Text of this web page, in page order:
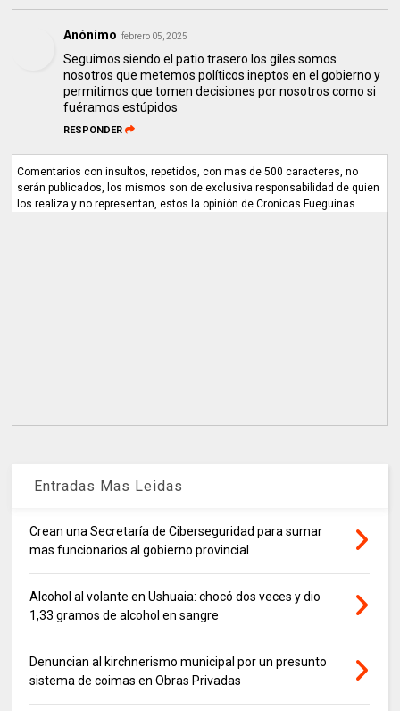
Anónimo febrero 05, 2025
Seguimos siendo el patio trasero los giles somos
nosotros que metemos políticos ineptos en el gobierno y
permitimos que tomen decisiones por nosotros como si
fuéramos estúpidos
RESPONDER
Comentarios con insultos, repetidos, con mas de 500 caracteres, no
serán publicados, los mismos son de exclusiva responsabilidad de quien
los realiza y no representan, estos la opinión de Cronicas Fueguinas.
Entradas Mas Leidas
Crean una Secretaría de Ciberseguridad para sumar
mas funcionarios al gobierno provincial
Alcohol al volante en Ushuaia: chocó dos veces y dio
1,33 gramos de alcohol en sangre
Denuncian al kirchnerismo municipal por un presunto
sistema de coimas en Obras Privadas